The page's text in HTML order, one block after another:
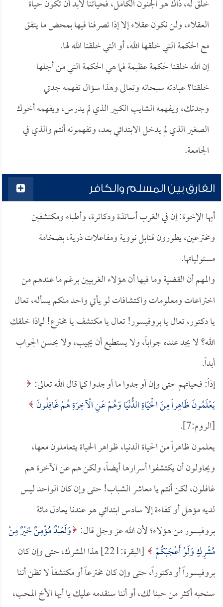
خلق له، ذاك هو الجنون الكامل، فحياتنا لابد أن تكون حياة
العقلاء، ولن نكون عقلاء إلا إذا تصرفنا فيها بمحض ما يتفق
مع الحكمة التي خلقها الله، أو التي خلقنا الله لها.
إن الله خلقنا لحكمة عظيمة فما هي الحكمة التي من أجلها
خلقنا؟ عبادته سبحانه وتعالى وهذا سؤال تفهمه جدتي
وجدتك، ويفهمه الشايب الكبير الذي لم يدرس، ويفهمه أخوك
الصغير الذي لم يدخل الابتدائي بعد، وتفهمونه أنتم والذي في
الجامعة.
الفارق بين المسلم والكافر
أيها الإخوة: إن في الغرب أساتذة ودكاترة، وأطباء ومكتشفين
ومخترعين، يطورون قنابل نووية ومفاعلات ذرية، بضخامة
مسئولياتها.
والمهم أن القضية وما فيها أن هؤلاء الغربيين برغم ما عندهم من
اختراعات ومعلومات واكتشافات لو يأتي واحد منكم يسأله، تعال
يا دكتور، تعال يا بروفيسور! تعال يا مكتشف يا مخترع! لماذا خلقك
الله؟ لا يجد عنده جواباً، ولا يستطيع أن يجيب، ولا يحسن الجواب
أبداً.
إذاً: فحياتهم حتى وإن أوجدوا ما أوجدوا كما قال الله تعالى:
يَعْلَمُونَ ظَاهِراً مِنَ الْحَيَاةِ الدُّنْيَا وَهُمْ عَنِ الْآخِرَةِ هُمْ غَافِلُونَ
[الروم:7].
يعلمون ظاهراً من الحياة الدنيا، ظواهر الحياة يتعاملون معها،
ويحاولون أن يكتشفوا أسرارها أيضاً، ولكن هم عن الآخرة هم
غافلون، لكن أنتم يا معاشر الشباب! حتى وإن كان الواحد ليس
لديه مؤهل أو كفاءة إلا سادس ابتدائي هو عندنا يعادل مائة
بروفيسور من هؤلاء؛ لأن الله عز وجل قال: وَلَعَبْدٌ مُؤْمِنٌ خَيْرٌ مِنْ
مُشْرِكٍ وَلَوْ أَعْجَبَكُمْ
[البقرة:221] هذا المشرك، حتى وإن كان
بروفيسوراً أو دكتوراً، حتى وإن كان مخترعاً أو مكتشفاً لا تظن أننا
سنحبه أكثر من حبنا لك، أو أننا سنقدمه عليك يا أيها الأخ المحب،